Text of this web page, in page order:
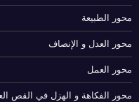
محور الطبيعة
محور العدل و الإنصاف
محور العمل
محور الفكاهة و الهزل في القص